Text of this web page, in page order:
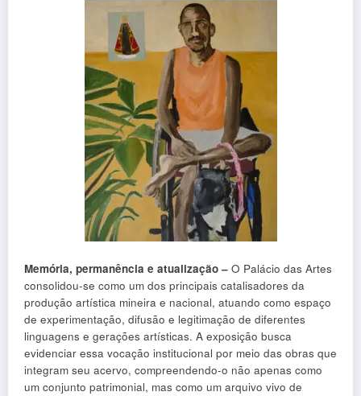
Memória, permanência e atualização – O Palácio das Artes
consolidou-se como um dos principais catalisadores da
produção artística mineira e nacional, atuando como espaço
de experimentação, difusão e legitimação de diferentes
linguagens e gerações artísticas. A exposição busca
evidenciar essa vocação institucional por meio das obras que
integram seu acervo, compreendendo-o não apenas como
um conjunto patrimonial, mas como um arquivo vivo de